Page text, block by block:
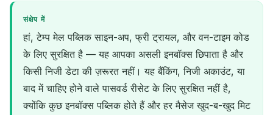
संक्षेप में
हां, टेम्प मेल पब्लिक साइन-अप, फ्री ट्रायल, और वन-टाइम कोड
के लिए सुरक्षित है — यह आपका असली इनबॉक्स छिपाता है और
किसी निजी डेटा की ज़रूरत नहीं। यह बैंकिंग, निजी अकाउंट, या
बाद में चाहिए होने वाले पासवर्ड रीसेट के लिए सुरक्षित नहीं है,
क्योंकि कुछ इनबॉक्स पब्लिक होते हैं और हर मैसेज खुद-ब-खुद मिट